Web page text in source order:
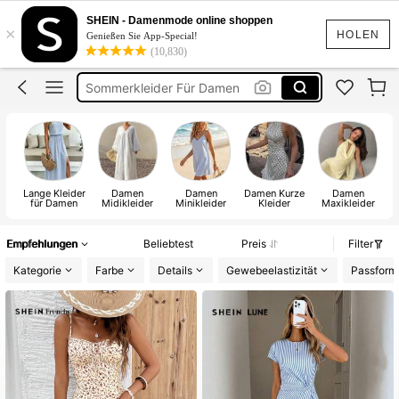
HOLEN
×
SHEIN - Damenmode online shoppen
Genießen Sie App-Special!
(10,830)
Kleider
Sommer Kleider
Sommerkleider Für Damen
Abendkleider Damen
Kleider
Lange Kleider
für Damen
Damen
Midikleider
Damen
Minikleider
Damen Kurze
Kleider
Damen
Maxikleider
Empfehlungen Beliebtest Preis
Filter
Kategorie
Farbe Details Gewebeelastizität Passform